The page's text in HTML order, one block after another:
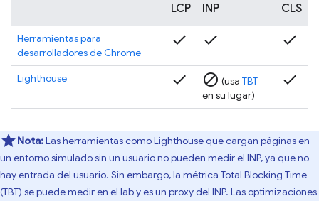
LCP INP CLS
Herramientas para
desarrolladores de Chrome
check check check
Lighthouse check block (usa TBT
en su lugar)
check
Nota:Las herramientas como Lighthouse que cargan páginas en
un entorno simulado sin un usuario no pueden medir el INP, ya que no
hay entrada del usuario. Sin embargo, la métrica Total Blocking Time
(TBT) se puede medir en el lab y es un proxy del INP. Las optimizaciones